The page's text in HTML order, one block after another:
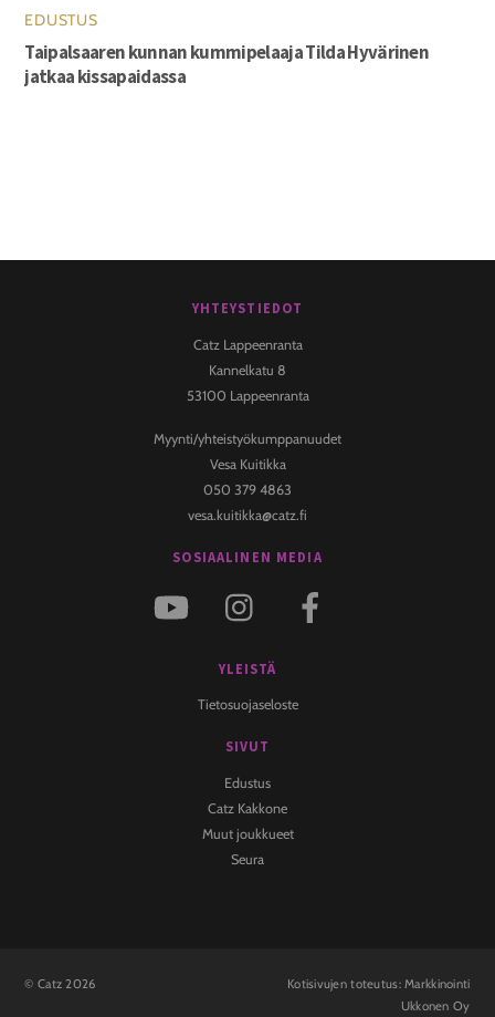
EDUSTUS
Taipalsaaren kunnan kummipelaaja Tilda Hyvärinen
jatkaa kissapaidassa
YHTEYSTIEDOT
Catz Lappeenranta
Kannelkatu 8
53100 Lappeenranta
Myynti/yhteistyökumppanuudet
Vesa Kuitikka
050 379 4863
vesa.kuitikka@catz.fi
SOSIAALINEN MEDIA
YLEISTÄ
Tietosuojaseloste
SIVUT
Edustus
Catz Kakkone
Muut joukkueet
Seura
© Catz 2026 Kotisivujen toteutus:Markkinointi
Ukkonen Oy